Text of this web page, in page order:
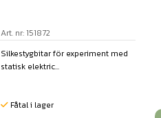
Art. nr: 151872
Silkestygbitar för experiment med
statisk elektric...
Fåtal i lager